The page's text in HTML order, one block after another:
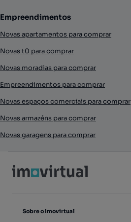
Empreendimentos
Novas apartamentos para comprar
Novas t0 para comprar
Novas moradias para comprar
Empreendimentos para comprar
Novas espaços comerciais para comprar
Novas armazéns para comprar
Novas garagens para comprar
Sobre o Imovirtual